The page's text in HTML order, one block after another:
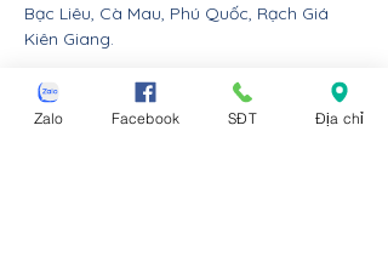
Bạc Liêu, Cà Mau, Phú Quốc, Rạch Giá
Kiên Giang.
Nội thất Linco giao hàng cho các huyện,
thị xã tx, tp thành phố tỉnh thành từ Đà
Zalo Facebook SĐT Địa chỉ